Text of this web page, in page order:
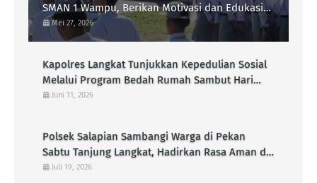
SMAN 1 Wampu, Berikan Motivasi dan Edukasi
Kamtibmas kepada Pelajar
Mei 27, 2026
Kapolres Langkat Tunjukkan Kepedulian Sosial
Melalui Program Bedah Rumah Sambut Hari
Bhayangkara Ke-80
Juni 11, 2026
Polsek Salapian Sambangi Warga di Pekan
Sabtu Tanjung Langkat, Hadirkan Rasa Aman di
Tengah Aktivitas Masyarakat
Juli 19, 2026